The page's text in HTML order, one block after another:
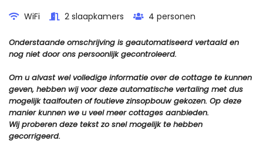
WiFi 2 slaapkamers 4 personen
Onderstaande omschrijving is geautomatiseerd vertaald en
nog niet door ons persoonlijk gecontroleerd.
Om u alvast wel volledige informatie over de cottage te kunnen
geven, hebben wij voor deze automatische vertaling met dus
mogelijk taalfouten of foutieve zinsopbouw gekozen. Op deze
manier kunnen we u veel meer cottages aanbieden.
Wij proberen deze tekst zo snel mogelijk te hebben
gecorrigeerd.